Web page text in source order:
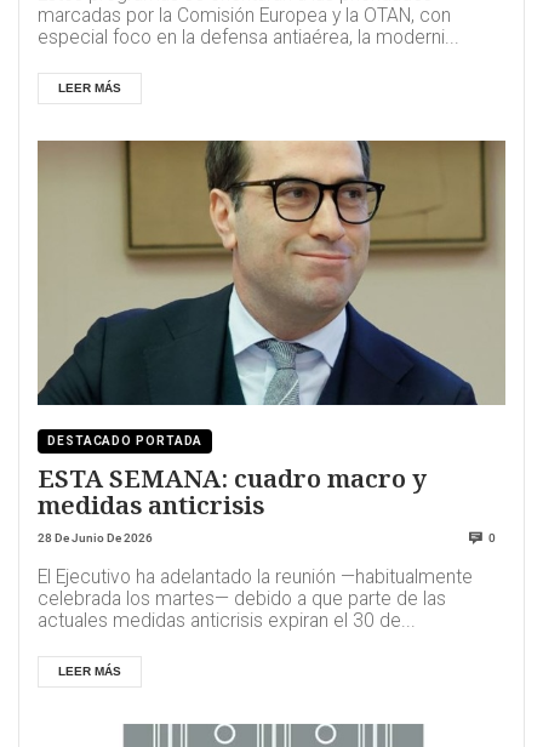
marcadas por la Comisión Europea y la OTAN, con
especial foco en la defensa antiaérea, la moderni...
LEER MÁS
DESTACADO PORTADA
ESTA SEMANA: cuadro macro y
medidas anticrisis
28 De Junio De 2026 0
El Ejecutivo ha adelantado la reunión —habitualmente
celebrada los martes— debido a que parte de las
actuales medidas anticrisis expiran el 30 de...
LEER MÁS